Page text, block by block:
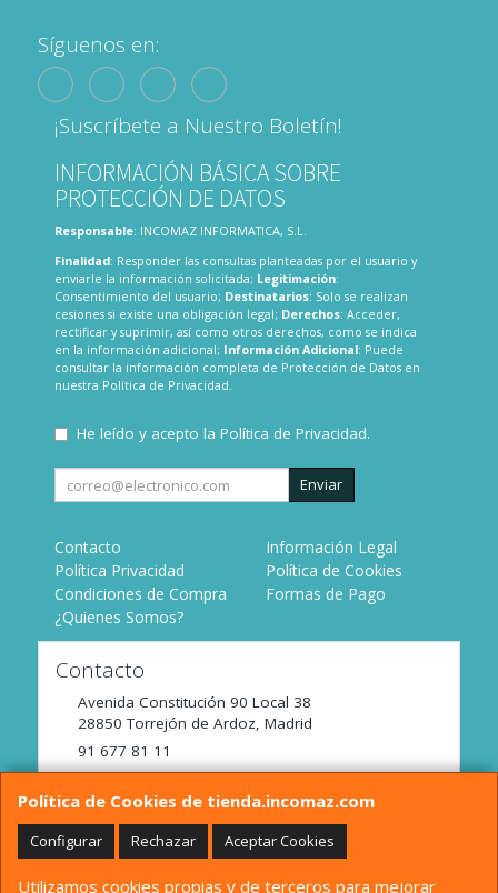
Política de Cookies de tienda.incomaz.com
Configurar Rechazar Aceptar Cookies
Utilizamos cookies propias y de terceros para mejorar
Síguenos en:
¡Suscríbete a Nuestro Boletín!
INFORMACIÓN BÁSICA SOBRE
PROTECCIÓN DE DATOS
Responsable: INCOMAZ INFORMATICA, S.L.
Finalidad: Responder las consultas planteadas por el usuario y
enviarle la información solicitada; Legitimación:
Consentimiento del usuario; Destinatarios: Solo se realizan
cesiones si existe una obligación legal; Derechos: Acceder,
rectificar y suprimir, así como otros derechos, como se indica
en la información adicional; Información Adicional: Puede
consultar la información completa de Protección de Datos en
nuestra Política de Privacidad
He leído y acepto la Política de Privacidad.
Enviar
Contacto
Información Legal
Política Privacidad
Política de Cookies
Condiciones de Compra
Formas de Pago
¿Quienes Somos?
Contacto
Avenida Constitución 90 Local 38
28850 Torrejón de Ardoz, Madrid
91 677 81 11
tienda@incomaz.com
Horario
De Lunes a Viernes de 9:00 a 14:00